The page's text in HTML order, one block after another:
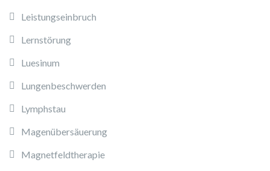
Leistungseinbruch
Lernstörung
Luesinum
Lungenbeschwerden
Lymphstau
Magenübersäuerung
Magnetfeldtherapie